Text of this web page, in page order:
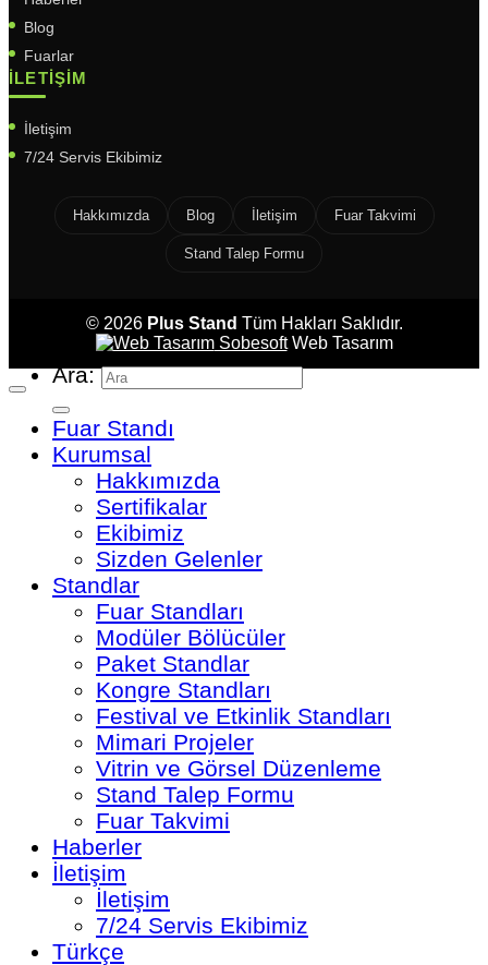
Blog
Fuarlar
İLETIŞIM
İletişim
7/24 Servis Ekibimiz
Hakkımızda Blog İletişim Fuar Takvimi
Stand Talep Formu
© 2026 Plus Stand Tüm Hakları Saklıdır.
SobesoftWeb Tasarım
Ara:
Fuar Standı
Kurumsal
Hakkımızda
Sertifikalar
Ekibimiz
Sizden Gelenler
Standlar
Fuar Standları
Modüler Bölücüler
Paket Standlar
Kongre Standları
Festival ve Etkinlik Standları
Mimari Projeler
Vitrin ve Görsel Düzenleme
Stand Talep Formu
Fuar Takvimi
Haberler
İletişim
İletişim
7/24 Servis Ekibimiz
Türkçe